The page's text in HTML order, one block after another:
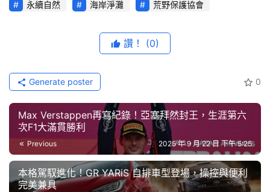
R
口
碑
中
古
車
行
Together 夢工程計畫推展環境永續。
台灣地理環境獨特，山海相依，孕育出擁抱山林的文化。然
而，許多登山步道鋪設水泥或塑膠木，破壞了自然景觀並加
道」的理念—這種源自美國與日本的生態工法，主張運用樹
木、土、石等在地自然素材修復步道，減少大型機具和非天
然或外來材料的影響，同時提升大眾對守護永續山林的認
本次活動辦在外雙溪的大崙尾山，此處匯聚亞熱帶闊葉林、
暖溫帶闊葉林與熱帶植被三大森林型態，且為重要集水保育
永續自然
海岸淨灘 荒野保護協會
讚！ (0)
0
Generate poster
Max Verstappen再寫紀錄！亞塞拜然封王，生涯第六
次F1大滿貫勝利
Previous 2025 年 9 月 22 日 下午 5:25
本格駕馭進化！GR YARiS 自排車型登場，操控與便利
完美兼具